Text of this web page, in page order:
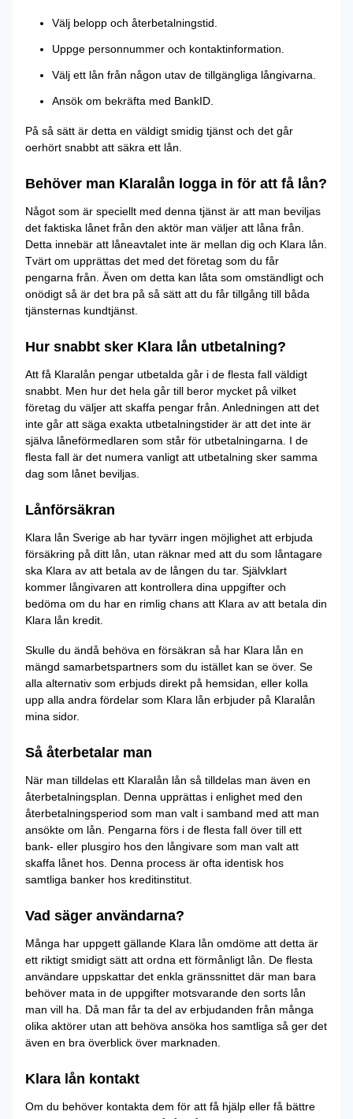
Välj belopp och återbetalningstid.
Uppge personnummer och kontaktinformation.
Välj ett lån från någon utav de tillgängliga långivarna.
Ansök om bekräfta med BankID.
På så sätt är detta en väldigt smidig tjänst och det går
oerhört snabbt att säkra ett lån.
Behöver man Klaralån logga in för att få lån?
Något som är speciellt med denna tjänst är att man beviljas
det faktiska lånet från den aktör man väljer att låna från.
Detta innebär att låneavtalet inte är mellan dig och Klara lån.
Tvärt om upprättas det med det företag som du får
pengarna från. Även om detta kan låta som omständligt och
onödigt så är det bra på så sätt att du får tillgång till båda
tjänsternas kundtjänst.
Hur snabbt sker Klara lån utbetalning?
Att få Klaralån pengar utbetalda går i de flesta fall väldigt
snabbt. Men hur det hela går till beror mycket på vilket
företag du väljer att skaffa pengar från. Anledningen att det
inte går att säga exakta utbetalningstider är att det inte är
själva låneförmedlaren som står för utbetalningarna. I de
flesta fall är det numera vanligt att utbetalning sker samma
dag som lånet beviljas.
Lånförsäkran
Klara lån Sverige ab har tyvärr ingen möjlighet att erbjuda
försäkring på ditt lån, utan räknar med att du som låntagare
ska Klara av att betala av de lången du tar. Självklart
kommer långivaren att kontrollera dina uppgifter och
bedöma om du har en rimlig chans att Klara av att betala din
Klara lån kredit.
Skulle du ändå behöva en försäkran så har Klara lån en
mängd samarbetspartners som du istället kan se över. Se
alla alternativ som erbjuds direkt på hemsidan, eller kolla
upp alla andra fördelar som Klara lån erbjuder på Klaralån
mina sidor.
Så återbetalar man
När man tilldelas ett Klaralån lån så tilldelas man även en
återbetalningsplan. Denna upprättas i enlighet med den
återbetalningsperiod som man valt i samband med att man
ansökte om lån. Pengarna förs i de flesta fall över till ett
bank- eller plusgiro hos den långivare som man valt att
skaffa lånet hos. Denna process är ofta identisk hos
samtliga banker hos kreditinstitut.
Vad säger användarna?
Många har uppgett gällande Klara lån omdöme att detta är
ett riktigt smidigt sätt att ordna ett förmånligt lån. De flesta
användare uppskattar det enkla gränssnittet där man bara
behöver mata in de uppgifter motsvarande den sorts lån
man vill ha. Då man får ta del av erbjudanden från många
olika aktörer utan att behöva ansöka hos samtliga så ger det
även en bra överblick över marknaden.
Klara lån kontakt
Om du behöver kontakta dem för att få hjälp eller få bättre